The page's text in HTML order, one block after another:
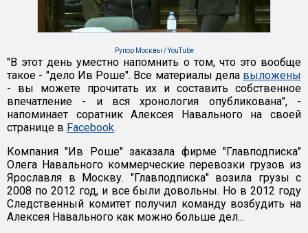
Рупор Москвы / YouTube
"В этот день уместно напомнить о том, что это вообще
такое - "дело Ив Роше". Все материалы дела выложены
- вы можете прочитать их и составить собственное
впечатление - и вся хронология опубликована", -
напоминает соратник Алексея Навального на своей
странице в Facebook.
Компания "Ив Роше" заказала фирме "Главподписка"
Олега Навального коммерческие перевозки грузов из
Ярославля в Москву. "Главподписка" возила грузы с
2008 по 2012 год, и все были довольны. Но в 2012 году
Следственный комитет получил команду возбудить на
Алексея Навального как можно больше дел...